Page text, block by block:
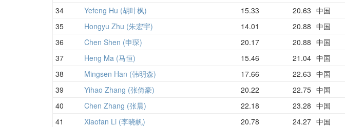
34 Yefeng Hu (胡叶枫) 15.33 20.63 中国
35 Hongyu Zhu (朱宏宇) 14.01 20.88 中国
36 Chen Shen (申琛) 20.17 20.88 中国
37 Heng Ma (马恒) 15.46 21.04 中国
38 Mingsen Han (韩明森) 17.66 22.63 中国
39 Yihao Zhang (张倚豪) 20.22 22.75 中国
40 Chen Zhang (张晨) 22.18 23.28 中国
41 Xiaofan Li (李晓帆) 20.78 24.27 中国